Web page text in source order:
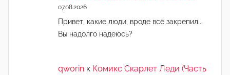
07.08.2026
Привет, какие люди, вроде всё закрепил...
Вы надолго надеюсь?
qworin к Комикс Скарлет Леди (Часть